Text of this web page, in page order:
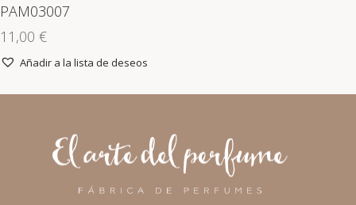
PAM03007
11,00 €
Añadir a la lista de deseos